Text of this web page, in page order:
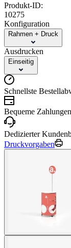
Produkt-ID:
10275
Konfiguration
Rahmen + Druck
Ausdrucken
Einseitig
Schnellste
Bequeme
Dedizierter
Druckvorgaben